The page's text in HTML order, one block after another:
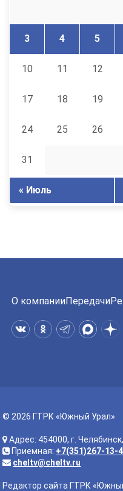
3 4 5
10 11 12
17 18 19
24 25 26
31
« Июль
О компанииПередачи
© 2026 ГТРК «Южный Урал»
Адрес: 454000, г.
Приемная: +7(351)267-13-
cheltv@cheltv.ru
Редактор сайта ГТРК